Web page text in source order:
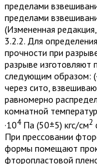
пределами
пределами
(Измененная
3.2.2. Для
прочности при
разрыве
следующим образом:
через сито,
равномерно
комнатной
·104Па (50±5) кгс/см2
При прессовании
формы помещают
фторопластовой